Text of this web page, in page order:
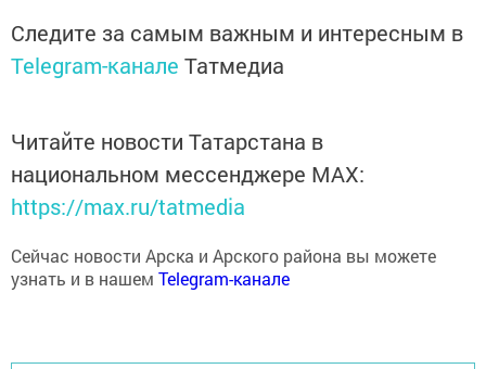
Следите за самым важным и интересным в
Telegram-канале Татмедиа
Читайте новости Татарстана в
национальном мессенджере MАХ:
https://max.ru/tatmedia
Сейчас новости Арска и Арского района вы можете
узнать и в нашем Telegram-канале